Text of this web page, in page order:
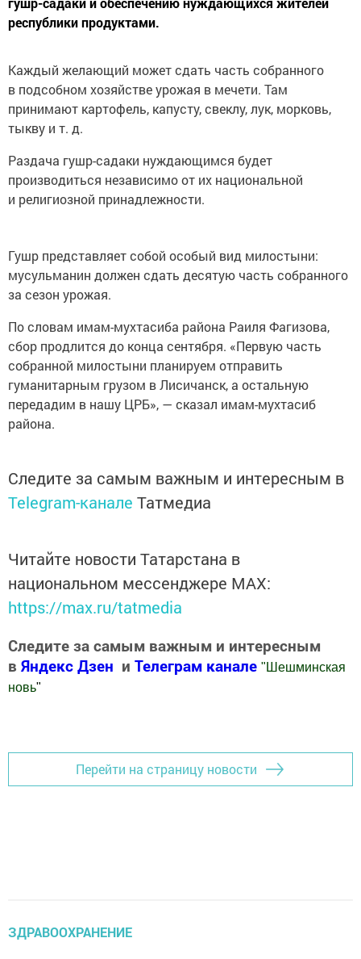
республики продуктами.
Каждый желающий может сдать часть собранного
в подсобном хозяйстве урожая в мечети. Там
принимают картофель, капусту, свеклу, лук, морковь,
тыкву и т. д.
Раздача гушр-садаки нуждающимся будет
производиться независимо от их национальной
и религиозной принадлежности.
Гушр представляет собой особый вид милостыни:
мусульманин должен сдать десятую часть собранного
за сезон урожая.
По словам имам-мухтасиба района Раиля Фагизова,
сбор продлится до конца сентября. «Первую часть
собранной милостыни планируем отправить
гуманитарным грузом в Лисичанск, а остальную
передадим в нашу ЦРБ», — сказал имам-мухтасиб
района.
Следите за самым важным и интересным в
Telegram-канале Татмедиа
Читайте новости Татарстана в
национальном мессенджере MАХ:
https://max.ru/tatmedia
Следите за самым важным и интересным
в Яндекс Дзен и Телеграм канале " Шешминская
новь"
Перейти на страницу новости
ЗДРАВООХРАНЕНИЕ